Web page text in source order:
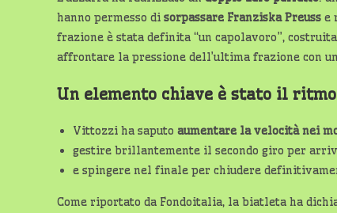
hanno permesso di sorpassare Franziska Preuss e
frazione è stata definita “un capolavoro”,
affrontare la pressione dell’ultima frazione con
Un elemento chiave è stato il
Vittozzi ha saputo aumentare la velocità nei
gestire brillantemente il secondo giro per
e spingere nel finale per chiudere
Come riportato da Fondoitalia, la biatleta ha